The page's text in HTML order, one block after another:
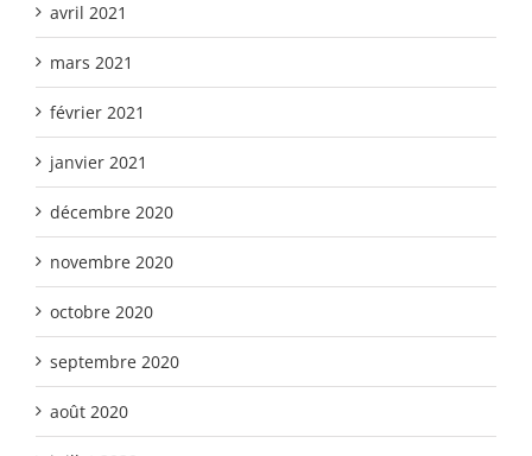
avril 2021
mars 2021
février 2021
janvier 2021
décembre 2020
novembre 2020
octobre 2020
septembre 2020
août 2020